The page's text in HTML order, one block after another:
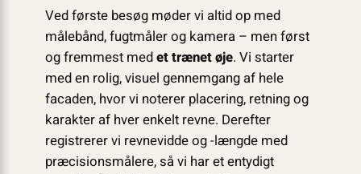
Ved første besøg møder vi altid op med
målebånd, fugtmåler og kamera – men først
og fremmest medet trænet øje. Vi starter
med en rolig, visuel gennemgang af hele
facaden, hvor vi noterer placering, retning og
karakter af hver enkelt revne. Derefter
registrerer vi revnevidde og -længde med
præcisionsmålere, så vi har et entydigt